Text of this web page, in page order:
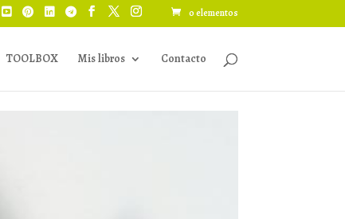
0 elementos
TOOLBOX Mis libros Contacto